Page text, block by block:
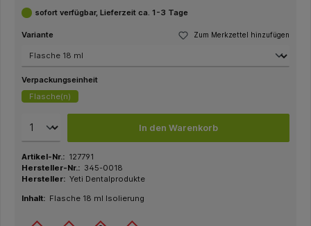
sofort verfügbar, Lieferzeit ca. 1-3 Tage
Zum Merkzettel hinzufügen
Variante
Verpackungseinheit
Flasche(n)
In den Warenkorb
Artikel-Nr.: 127791
Hersteller-Nr.: 345-0018
Hersteller: Yeti Dentalprodukte
Inhalt: Flasche 18 ml Isolierung